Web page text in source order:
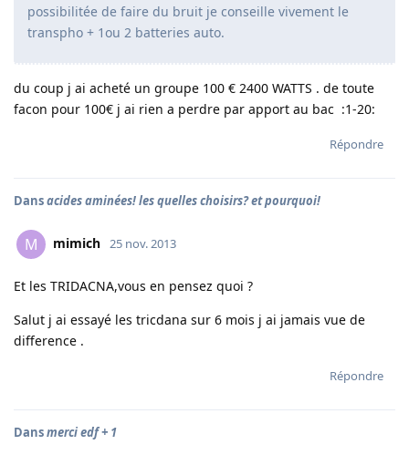
possibilitée de faire du bruit je conseille vivement le
transpho + 1ou 2 batteries auto.
du coup j ai acheté un groupe 100 € 2400 WATTS . de toute
facon pour 100€ j ai rien a perdre par apport au bac :1-20:
Répondre
Dansacides aminées! les quelles choisirs? et pourquoi!
M mimich 25 nov. 2013
Et les TRIDACNA,vous en pensez quoi ?
Salut j ai essayé les tricdana sur 6 mois j ai jamais vue de
difference .
Répondre
Dansmerci edf + 1